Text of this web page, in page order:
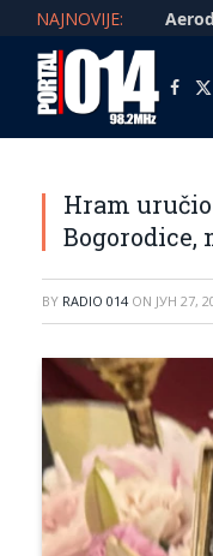
NAJNOVIJE:
X
Hram
Bogorodice,
BY RADIO 014 ON ЈУН 27,